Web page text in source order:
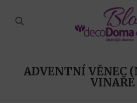
ADVENTNÍ VĚNEC
VINAŘE